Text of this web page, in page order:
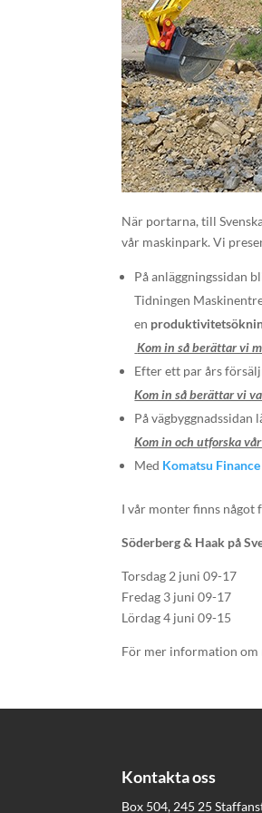
När portarna, till
vår maskinpark. Vi
På anläggningssidan
Tidningen
en
Kom in så berättar vi
Efter ett par års
Kom in så berättar vi
På vägbyggnadssidan
Kom in och utforska
Med Komatsu Finance
I vår monter finns något
Söderberg & Haak på
Torsdag 2 juni 09-17
Fredag 3 juni 09-17
Lördag 4 juni 09-15
För mer information om
Kontakta oss
Box 504, 245 25